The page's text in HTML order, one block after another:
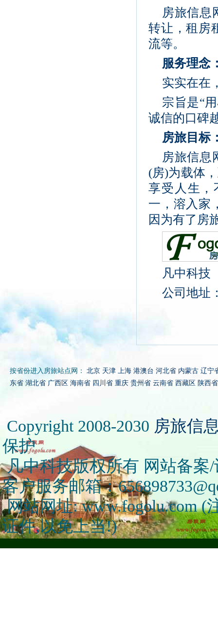
房旅信息
转让，租房
流等。
服务理念
实实在在
宗旨是“
诚信的口碑
房旅目标
房旅信息
(房)为载体
享受人生，
一，溶入家
因为有了房
凡中科技
公司地址
按省份进入房旅站点网： 北京 天津 上海 港澳台 河北省 内蒙古 辽宁
东省 湖北省 广西区 海南省 四川省 重庆 贵州省 云南省 西藏区 陕西省
Copyright 2008-2030 房旅信
保护
凡中科技版权所有 网站备案/
客户服务邮箱：
网站网址: www.fogolu.com (
证件,以免上当!)